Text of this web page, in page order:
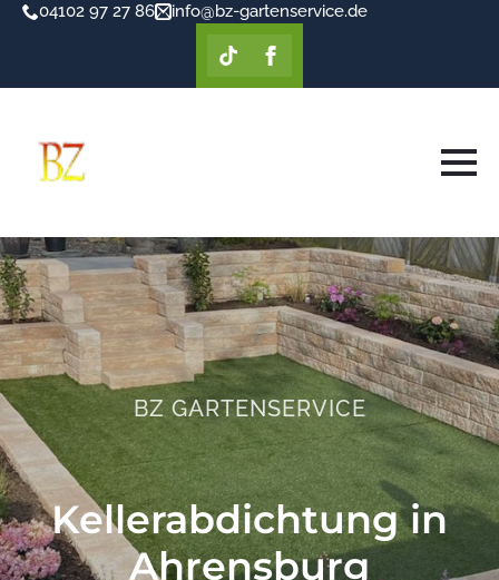
04102 97 27 86 info@bz-gartenservice.de
BZ GARTENSERVICE
Kellerabdichtung in
Ahrensburg